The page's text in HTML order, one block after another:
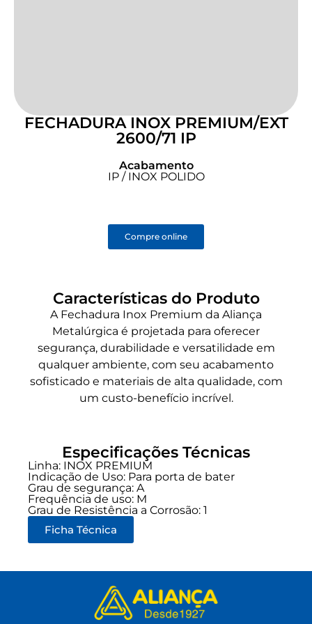
FECHADURA INOX PREMIUM/EXT
2600/71 IP
Acabamento
IP / INOX POLIDO
Compre online
Características do Produto
A Fechadura Inox Premium da Aliança
Metalúrgica é projetada para oferecer
segurança, durabilidade e versatilidade em
qualquer ambiente, com seu acabamento
sofisticado e materiais de alta qualidade, com
um custo-benefício incrível.
Especificações Técnicas
Linha: INOX PREMIUM
Indicação de Uso: Para porta de bater
Grau de segurança: A
Frequência de uso: M
Grau de Resistência a Corrosão: 1
Ficha Técnica